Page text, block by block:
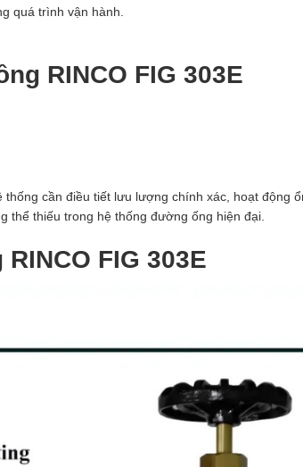
quá trình vận hành.
RINCO FIG 303E
cần điều tiết lưu lượng chính xác, hoạt động
thể thiếu trong hệ thống đường ống hiện đại.
FIG 303E